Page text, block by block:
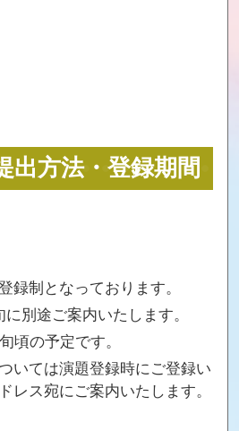
出方法・登録期間
録制となっております。
別途ご案内いたします。
頃の予定です。
いては演題登録時にご登録い
レス宛にご案内いたします。